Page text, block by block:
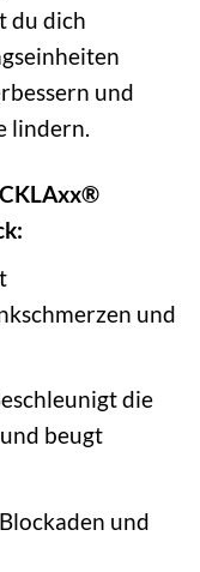
du dich
und
lindern.
und
die
beugt
und